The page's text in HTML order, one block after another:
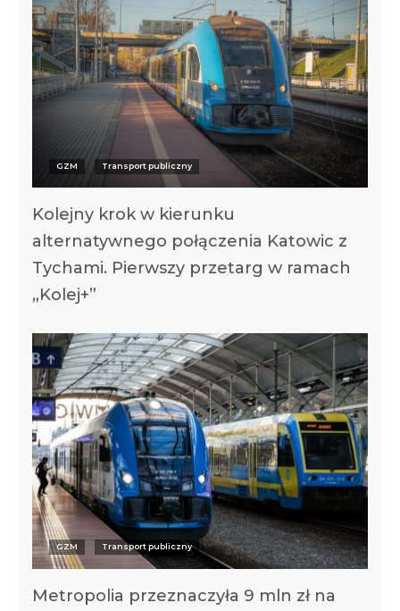
GZM Transport publiczny
Kolejny krok w kierunku
alternatywnego połączenia Katowic z
Tychami. Pierwszy przetarg w ramach
„Kolej+”
GZM Transport publiczny
Metropolia przeznaczyła 9 mln zł na